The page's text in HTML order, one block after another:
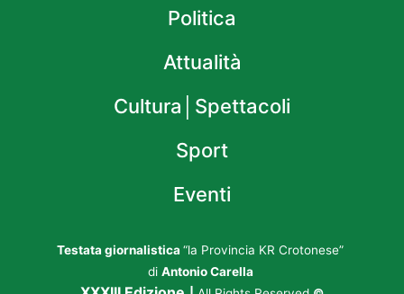
Politica
Attualità
Cultura│Spettacoli
Sport
Eventi
Testata giornalistica “la Provincia KR Crotonese”
di Antonio Carella